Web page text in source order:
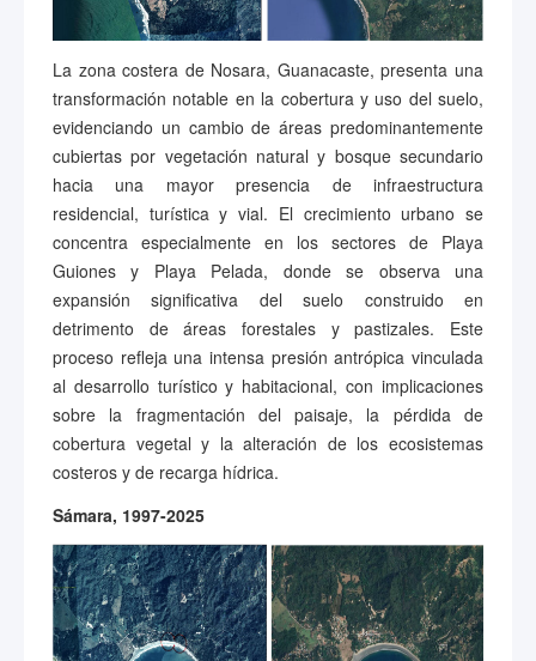
La zona costera de Nosara, Guanacaste, presenta una
transformación notable en la cobertura y uso del suelo,
evidenciando un cambio de áreas predominantemente
cubiertas por vegetación natural y bosque secundario
hacia una mayor presencia de infraestructura
residencial, turística y vial. El crecimiento urbano se
concentra especialmente en los sectores de Playa
Guiones y Playa Pelada, donde se observa una
expansión significativa del suelo construido en
detrimento de áreas forestales y pastizales. Este
proceso refleja una intensa presión antrópica vinculada
al desarrollo turístico y habitacional, con implicaciones
sobre la fragmentación del paisaje, la pérdida de
cobertura vegetal y la alteración de los ecosistemas
costeros y de recarga hídrica.
Sámara, 1997-2025